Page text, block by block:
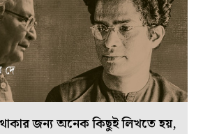
জন্য অনেক কিছুই লিখতে হয়,